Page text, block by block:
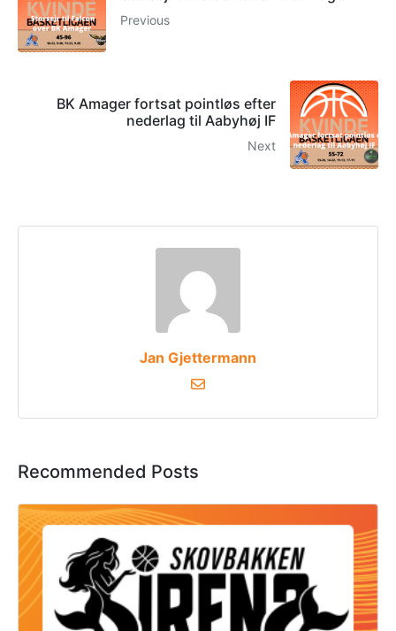
Previous
BK Amager fortsat pointløs efter
nederlag til Aabyhøj IF
Next
Jan Gjettermann
Recommended Posts